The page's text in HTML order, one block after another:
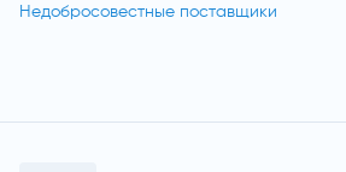
Недобросовестные поставщики